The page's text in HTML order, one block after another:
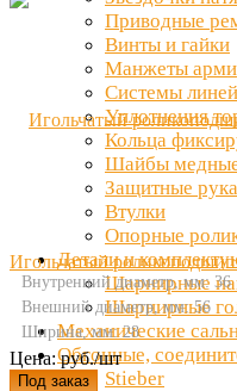
Приводные
Винты и гайки
Манжеты
Системы
Уплотнения
Кольца
Шайбы
Защитные
Втулки
Опорные
Детали и
Шарнирные
Шарнирные
Механические
Обгонные,
Stieber
Игольчатый
Внутренний диаметр, мм: 36
Внешний диаметр, мм: 56
Ширина, мм: 28
Цена: руб./шт
Под заказ